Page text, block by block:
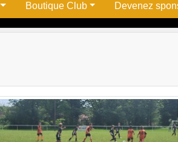
Boutique Club Devenez